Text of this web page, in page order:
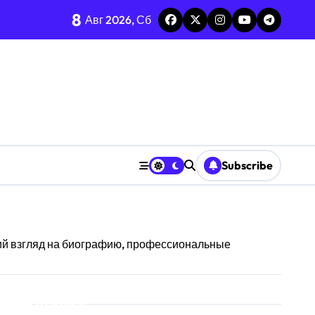
анализа вирусов
среде
призму анализа Decision Interval
8 Авг 2026, Сб
Subscribe
взгляд на биографию, профессиональные